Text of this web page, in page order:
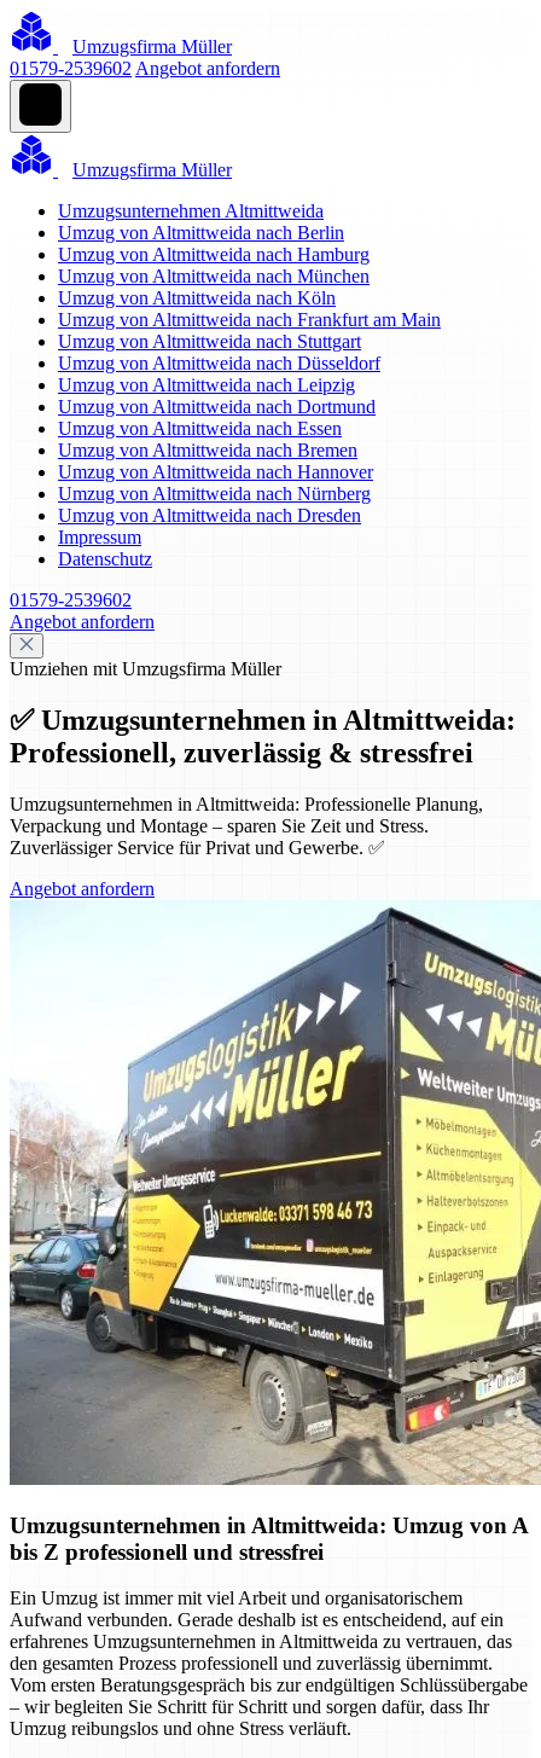
Umzugsfirma Müller
01579-2539602 Angebot anfordern
Umzugsfirma Müller
Umzugsunternehmen Altmittweida
Umzug von Altmittweida nach Berlin
Umzug von Altmittweida nach Hamburg
Umzug von Altmittweida nach München
Umzug von Altmittweida nach Köln
Umzug von Altmittweida nach Frankfurt am Main
Umzug von Altmittweida nach Stuttgart
Umzug von Altmittweida nach Düsseldorf
Umzug von Altmittweida nach Leipzig
Umzug von Altmittweida nach Dortmund
Umzug von Altmittweida nach Essen
Umzug von Altmittweida nach Bremen
Umzug von Altmittweida nach Hannover
Umzug von Altmittweida nach Nürnberg
Umzug von Altmittweida nach Dresden
Impressum
Datenschutz
01579-2539602
Angebot anfordern
Umziehen mit Umzugsfirma Müller
✅ Umzugsunternehmen in Altmittweida:
Professionell, zuverlässig & stressfrei
Umzugsunternehmen in Altmittweida: Professionelle Planung,
Verpackung und Montage – sparen Sie Zeit und Stress.
Zuverlässiger Service für Privat und Gewerbe. ✅
Angebot anfordern
Umzugsunternehmen in Altmittweida: Umzug von A
bis Z professionell und stressfrei
Ein Umzug ist immer mit viel Arbeit und organisatorischem
Aufwand verbunden. Gerade deshalb ist es entscheidend, auf ein
erfahrenes Umzugsunternehmen in Altmittweida zu vertrauen, das
den gesamten Prozess professionell und zuverlässig übernimmt.
Vom ersten Beratungsgespräch bis zur endgültigen Schlüssübergabe
– wir begleiten Sie Schritt für Schritt und sorgen dafür, dass Ihr
Umzug reibungslos und ohne Stress verläuft.